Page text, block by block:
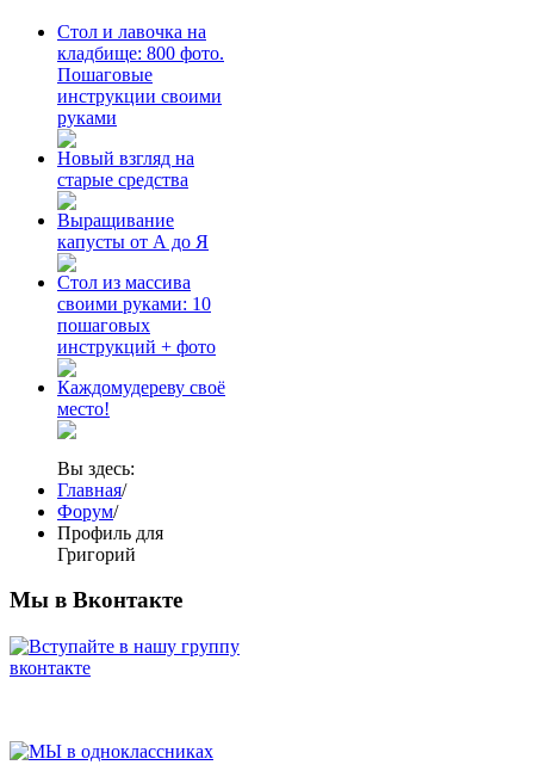
Стол и лавочка на
кладбище: 800 фото.
Пошаговые
инструкции своими
руками
Новый взгляд на
старые средства
Выращивание
капусты от А до Я
Стол из массива
своими руками: 10
пошаговых
инструкций + фото
Каждомудереву своё
место!
Вы здесь:
Главная/
Форум/
Профиль для
Григорий
Мы в Вконтакте